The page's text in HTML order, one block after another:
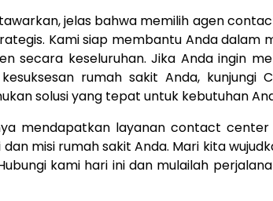
jelas bahwa memilih agen
Kami siap membantu Anda dalam
secara keseluruhan. Jika Anda ingin
rumah sakit Anda, kunjungi
solusi yang tepat untuk kebutuhan
mendapatkan layanan contact
misi rumah sakit Anda. Mari kita
kami hari ini dan mulailah